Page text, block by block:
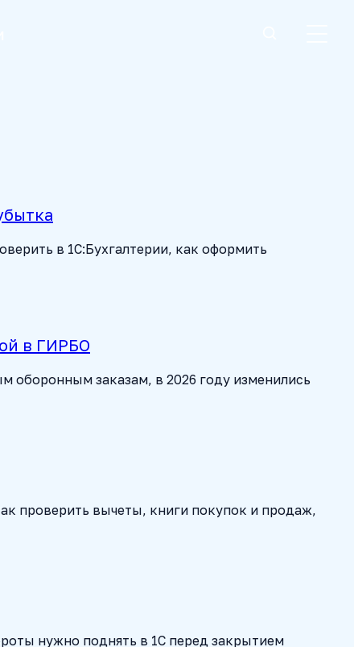
в 1С:Бухгалтерии, как оформить
в ГИРБО
оборонным заказам, в 2026 году изменились
проверить вычеты, книги покупок и продаж,
нужно поднять в 1С перед закрытием